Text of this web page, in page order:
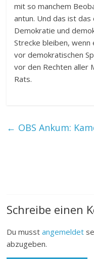
mit so manchem
antun. Und das ist
Demokratie und
Strecke bleiben,
vor demokratischen
vor den Rechten aller
Rats.
← OBS Ankum:
Schreibe einen
Du musstangemeldet
abzugeben.